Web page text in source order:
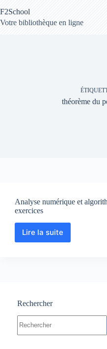
au
contenu
F2School
Votre bibliothèque en ligne
théorème du
Analyse numérique et
exercices
Lire la suite
Analyse
Rechercher
résultat